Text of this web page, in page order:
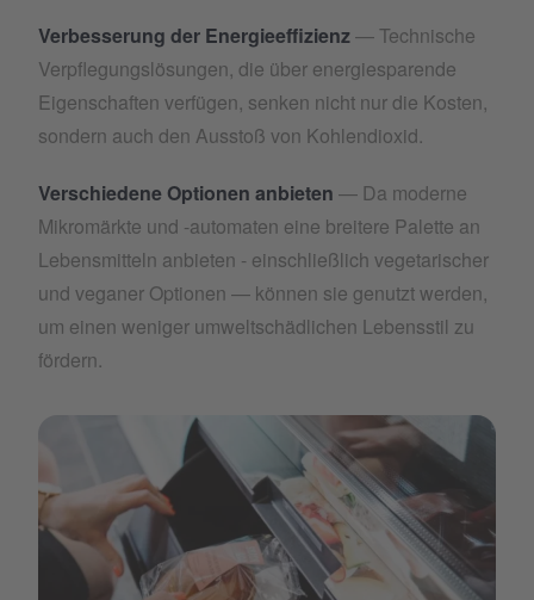
Verbesserung der Energieeffizienz— Technische
Verpflegungslösungen, die über energiesparende
Eigenschaften verfügen, senken nicht nur die Kosten,
sondern auch den Ausstoß von Kohlendioxid.
Verschiedene Optionen anbieten — Da moderne
Mikromärkte und -automaten eine breitere Palette an
Lebensmitteln anbieten - einschließlich vegetarischer
und veganer Optionen — können sie genutzt werden,
um einen weniger umweltschädlichen Lebensstil zu
fördern.